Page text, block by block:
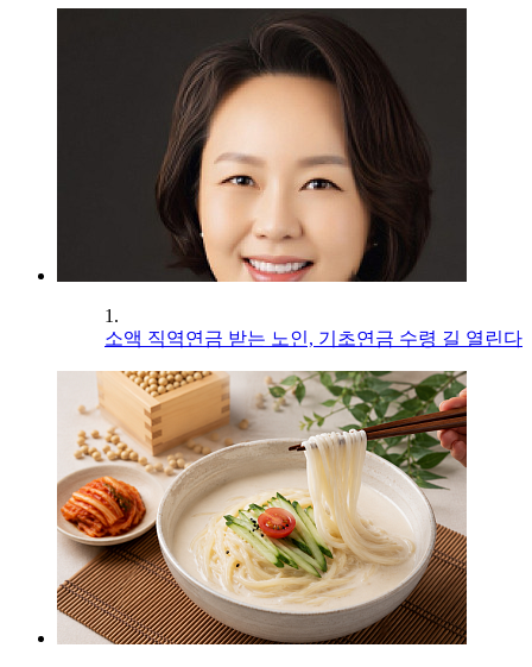
1.
소액 직역연금 받는 노인, 기초연금 수령 길 열린다